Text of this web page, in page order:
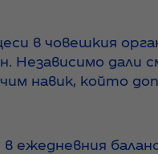
в човешкия
Независимо
навик, който
ежедневния